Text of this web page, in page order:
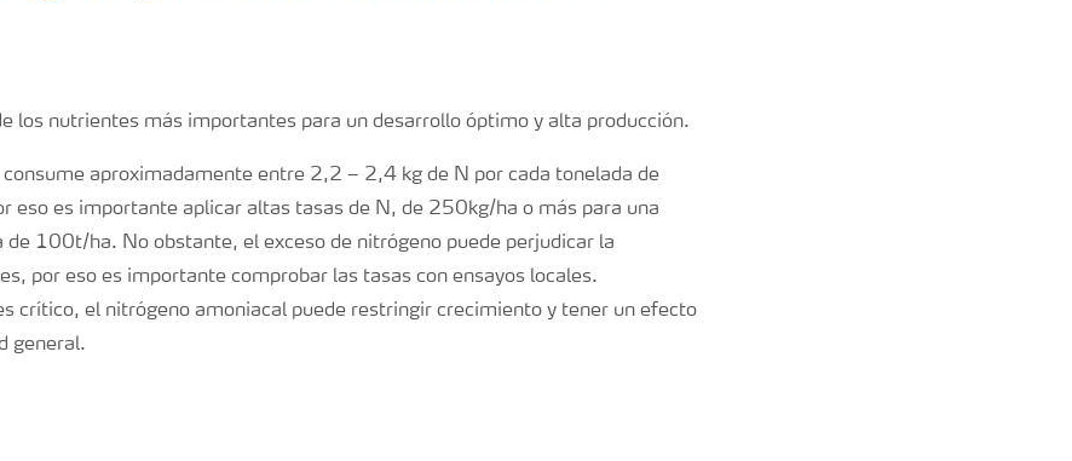
los nutrientes más importantes para un desarrollo óptimo y alta producción.
aproximadamente entre 2,2 – 2,4 kg de N por cada tonelada de
eso es importante aplicar altas tasas de N, de 250kg/ha o más para una
de 100t/ha. No obstante, el exceso de nitrógeno puede perjudicar la
por eso es importante comprobar las tasas con ensayos locales.
crítico, el nitrógeno amoniacal puede restringir crecimiento y tener un efecto
general.